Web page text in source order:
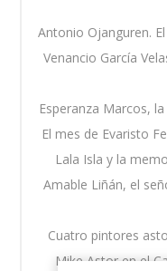
Antonio Ojanguren. El
Venancio García
Esperanza Marcos, la
El mes de Evaristo
Lala Isla y la
Amable Liñán, el
Cuatro pintores
Mike Astor en el